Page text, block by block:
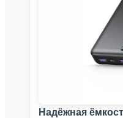
Надёжная